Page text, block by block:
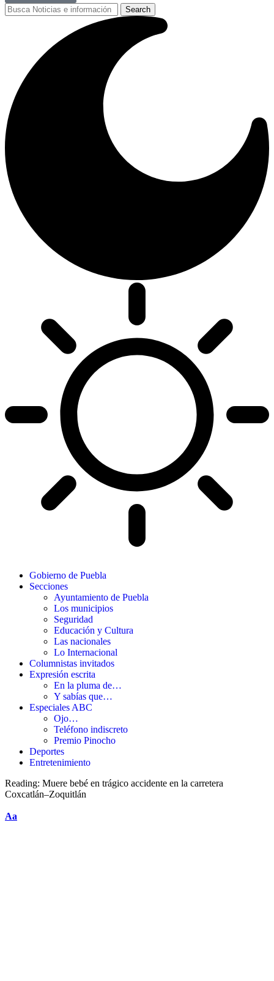
Gobierno de Puebla
Secciones
Ayuntamiento de Puebla
Los municipios
Seguridad
Educación y Cultura
Las nacionales
Lo Internacional
Columnistas invitados
Expresión escrita
En la pluma de…
Y sabías que…
Especiales ABC
Ojo…
Teléfono indiscreto
Premio Pinocho
Deportes
Entretenimiento
Reading: Muere bebé en trágico accidente en la carretera
Coxcatlán–Zoquitlán
Aa